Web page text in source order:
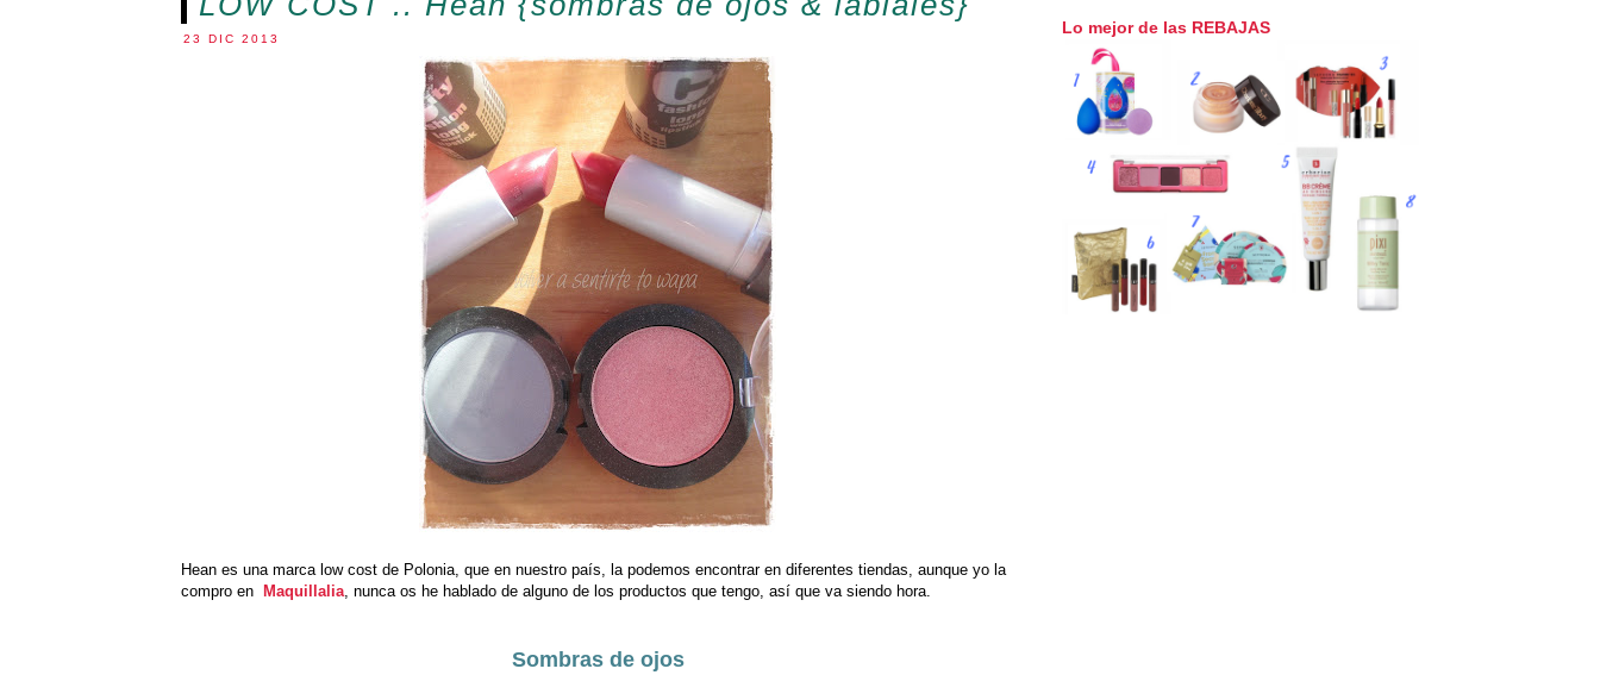
23 DIC 2013
Hean es una marca low cost de Polonia, que en nuestro país, la podemos encontrar en diferentes tiendas, aunque yo la
compro en
Maquillalia, nunca os he hablado de alguno de los productos que tengo, así que va siendo hora.
Sombras de ojos
Lo mejor de las REBAJAS